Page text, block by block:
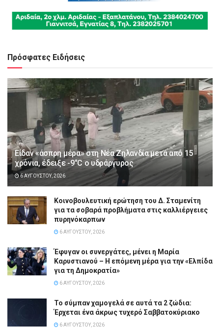
Πρόσφατες Ειδήσεις
Είδαν «άσπρη μέρα» στη Νέα Ζηλανδία μετά από 15
χρόνια, έδειξε -9°C ο υδράργυρος
6 ΑΥΓΟΎΣΤΟΥ, 2026
Κοινοβουλευτική ερώτηση του Δ. Σταμενίτη
για τα σοβαρά προβλήματα στις καλλιέργειες
πυρηνόκαρπων
6 ΑΥΓΟΎΣΤΟΥ, 2026
Έφυγαν οι συνεργάτες, μένει η Μαρία
Καρυστιανού – Η επόμενη μέρα για την «Ελπίδα
για τη Δημοκρατία»
6 ΑΥΓΟΎΣΤΟΥ, 2026
Το σύμπαν χαμογελά σε αυτά τα 2 ζώδια:
Έρχεται ένα άκρως τυχερό Σαββατοκύριακο
6 ΑΥΓΟΎΣΤΟΥ, 2026